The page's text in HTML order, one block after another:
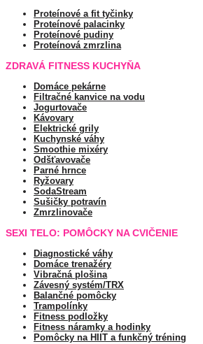
Proteínové a fit tyčinky
Proteínové palacinky
Proteínové pudiny
Proteínová zmrzlina
ZDRAVÁ FITNESS KUCHYŇA
Domáce pekárne
Filtračné kanvice na vodu
Jogurtovače
Kávovary
Elektrické grily
Kuchynské váhy
Smoothie mixéry
Odšťavovače
Parné hrnce
Ryžovary
SodaStream
Sušičky potravín
Zmrzlinovače
SEXI TELO: POMÔCKY NA CVIČENIE
Diagnostické váhy
Domáce trenažéry
Vibračná plošina
Závesný systém/TRX
Balančné pomôcky
Trampolínky
Fitness podložky
Fitness náramky a hodinky
Pomôcky na HIIT a funkčný tréning